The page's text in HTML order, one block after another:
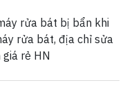
rửa bát bị bẩn khi
rửa bát, địa chỉ sửa
rẻ HN